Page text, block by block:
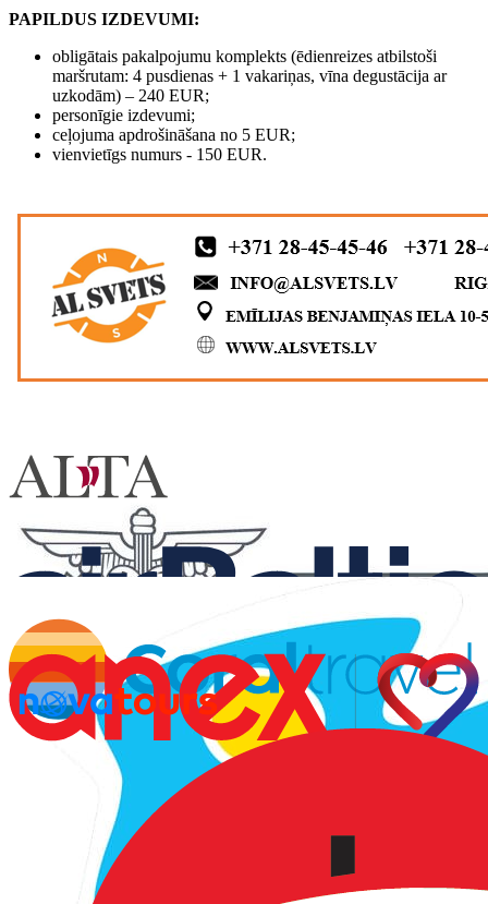
PAPILDUS IZDEVUMI:
obligātais pakalpojumu komplekts (ēdienreizes atbilstoši
maršrutam: 4 pusdienas + 1 vakariņas, vīna degustācija ar
uzkodām) – 240 EUR;
personīgie izdevumi;
ceļojuma apdrošināšana no 5 EUR;
vienvietīgs numurs - 150 EUR.